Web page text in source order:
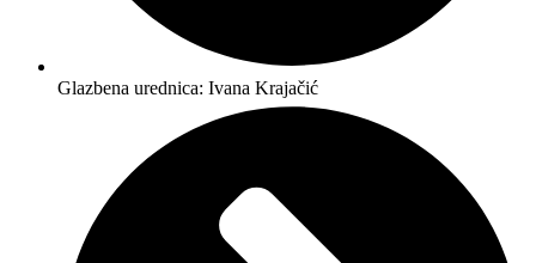
Glazbena urednica: Ivana Krajačić